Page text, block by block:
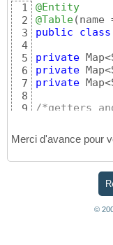
1
2
3
4
5
6
7
8
9
@Entity
@Table(name
public
class
private
private
private
/*getters
Merci d'avance pour
©